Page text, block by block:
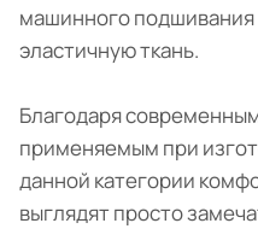
машинного подшивания
эластичную ткань.
Благодаря
применяемым при
данной категории
выглядят просто